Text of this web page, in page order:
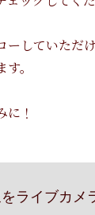
ーしていただ
。
！
ライブカメ